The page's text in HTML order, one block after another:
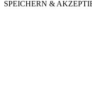
SPEICHERN &